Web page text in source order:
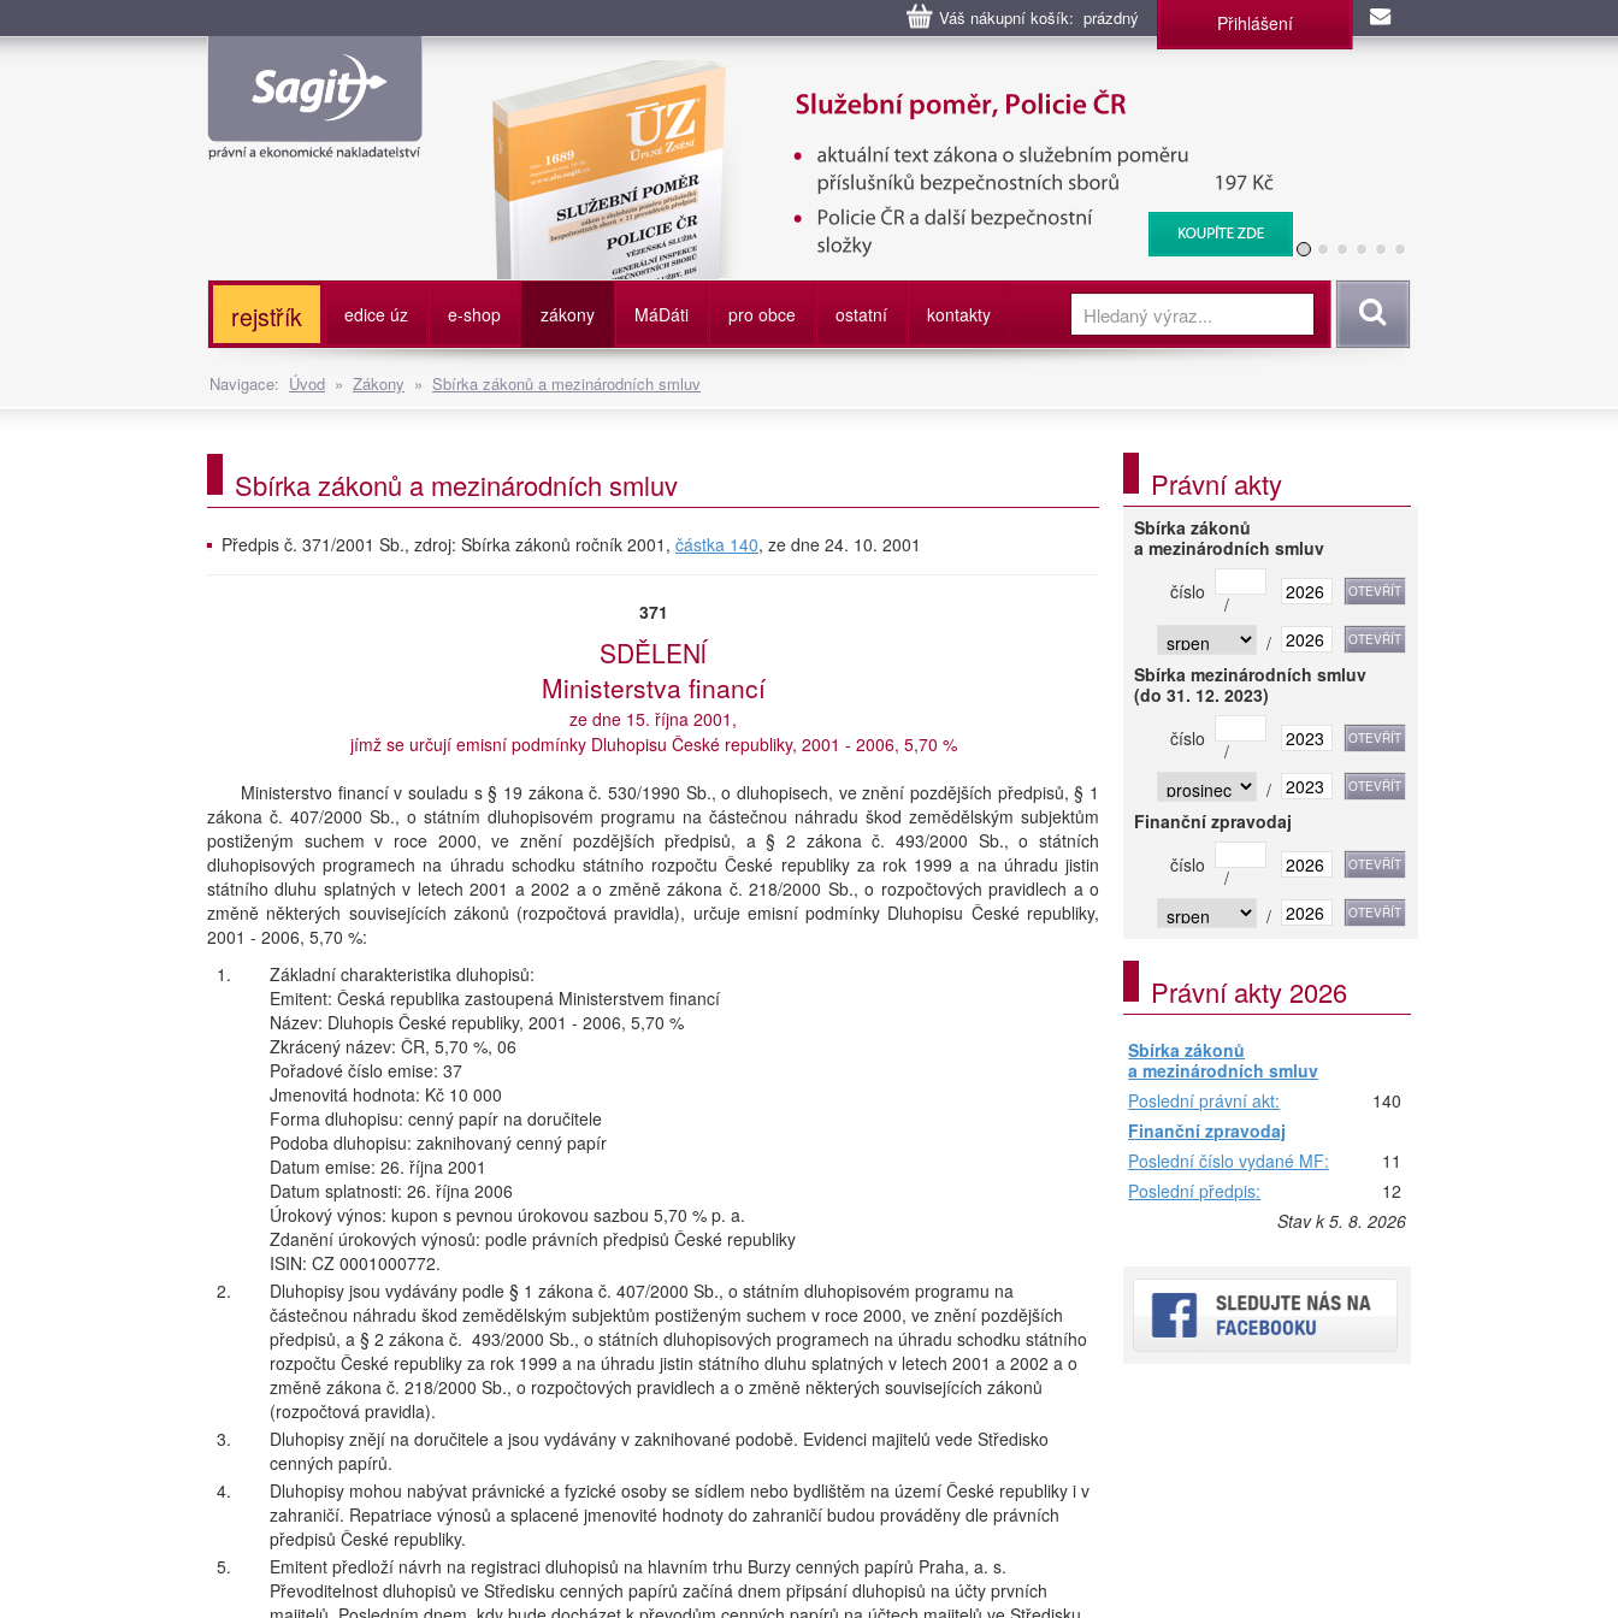
Váš nákupní košík: prázdný Přihlášení
Služební poměr příslušníků bezpečnostních sborů, Policie ČR, Vězeňská služba, BIS, Zpravodajské
služby
rejstřík edice úz e-shop zákony MáDáti pro obce ostatní kontakty Vyhledat
Navigace: Úvod » Zákony » Sbírka zákonů a mezinárodních smluv
Sbírka zákonů a mezinárodních smluv
Předpis č. 371/2001 Sb., zdroj: Sbírka zákonů ročník 2001, částka 140, ze dne 24. 10. 2001
371
SDĚLENĺ
Ministerstva financí
ze dne 15. října 2001,
jímž se určují emisní podmínky Dluhopisu České republiky, 2001 - 2006, 5,70 %
Ministerstvo financí v souladu s § 19 zákona č. 530/1990 Sb., o dluhopisech, ve znění pozdějších předpisů, § 1
zákona č. 407/2000 Sb., o státním dluhopisovém programu na částečnou náhradu škod zemědělským subjektům
postiženým suchem v roce 2000, ve znění pozdějších předpisů, a § 2 zákona č. 493/2000 Sb., o státních
dluhopisových programech na úhradu schodku státního rozpočtu České republiky za rok 1999 a na úhradu jistin
státního dluhu splatných v letech 2001 a 2002 a o změně zákona č. 218/2000 Sb., o rozpočtových pravidlech a o
změně některých souvisejících zákonů (rozpočtová pravidla), určuje emisní podmínky Dluhopisu České republiky,
2001 - 2006, 5,70 %:
1.
Základní charakteristika dluhopisů:
Emitent: Česká republika zastoupená Ministerstvem financí
Název: Dluhopis České republiky, 2001 - 2006, 5,70 %
Zkrácený název: ČR, 5,70 %, 06
Pořadové číslo emise: 37
Jmenovitá hodnota: Kč 10 000
Forma dluhopisu: cenný papír na doručitele
Podoba dluhopisu: zaknihovaný cenný papír
Datum emise: 26. října 2001
Datum splatnosti: 26. října 2006
Úrokový výnos: kupon s pevnou úrokovou sazbou 5,70 % p. a.
Zdanění úrokových výnosů: podle právních předpisů České republiky
ISIN: CZ 0001000772.
2.
Dluhopisy jsou vydávány podle § 1 zákona č. 407/2000 Sb., o státním dluhopisovém programu na
částečnou náhradu škod zemědělským subjektům postiženým suchem v roce 2000, ve znění pozdějších
předpisů, a § 2 zákona č. 493/2000 Sb., o státních dluhopisových programech na úhradu schodku státního
rozpočtu České republiky za rok 1999 a na úhradu jistin státního dluhu splatných v letech 2001 a 2002 a o
změně zákona č. 218/2000 Sb., o rozpočtových pravidlech a o změně některých souvisejících zákonů
(rozpočtová pravidla).
3.
Dluhopisy znějí na doručitele a jsou vydávány v zaknihované podobě. Evidenci majitelů vede Středisko
cenných papírů.
4.
Dluhopisy mohou nabývat právnické a fyzické osoby se sídlem nebo bydlištěm na území České republiky i v
zahraničí. Repatriace výnosů a splacené jmenovité hodnoty do zahraničí budou prováděny dle právních
předpisů České republiky.
5.
Emitent předloží návrh na registraci dluhopisů na hlavním trhu Burzy cenných papírů Praha, a. s.
Převoditelnost dluhopisů ve Středisku cenných papírů začíná dnem připsání dluhopisů na účty prvních
Právní akty
Sbírka zákonů
a mezinárodních smluv
číslo
/
/
Sbírka mezinárodních smluv
(do 31. 12. 2023)
číslo
/
/
Finanční zpravodaj
číslo
/
/
Právní akty 2026
Sbírka zákonů
a mezinárodních smluv
Poslední právní akt:
140
Finanční zpravodaj
Poslední číslo vydané MF:
11
Poslední předpis:
12
Stav k 5. 8. 2026